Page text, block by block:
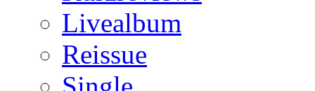
Livealbum
Reissue